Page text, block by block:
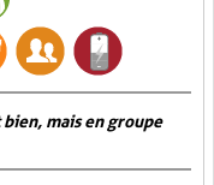
mais en groupe